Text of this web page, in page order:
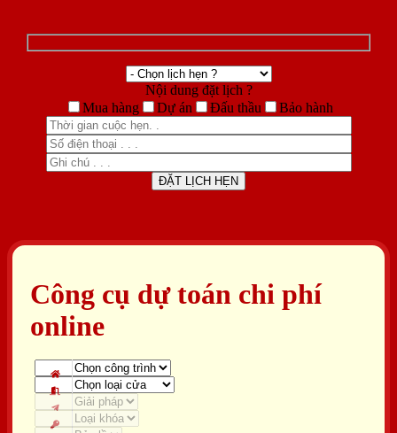
Nội dung đặt lịch ?
Mua hàng
Dự án Đấu thầu Bảo hành
Công cụ dự toán chi phí
online